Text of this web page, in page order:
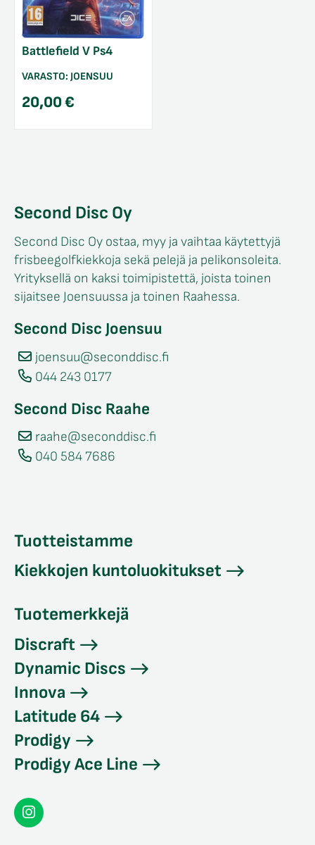
Battlefield V Ps4
VARASTO: JOENSUU
20,00€
Second Disc Oy
Second Disc Oy ostaa, myy ja vaihtaa käytettyjä
frisbeegolfkiekkoja sekä pelejä ja pelikonsoleita.
Yrityksellä on kaksi toimipistettä, joista toinen
sijaitsee Joensuussa ja toinen Raahessa.
Second Disc Joensuu
joensuu@seconddisc.fi
044 243 0177
Second Disc Raahe
raahe@seconddisc.fi
040 584 7686
Tuotteistamme
Kiekkojen kuntoluokitukset
Tuotemerkkejä
Discraft
Dynamic Discs
Innova
Latitude 64
Prodigy
Prodigy Ace Line
Seconddisc